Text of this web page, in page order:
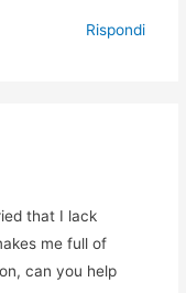
Rispondi
that I lack
me full of
can you help